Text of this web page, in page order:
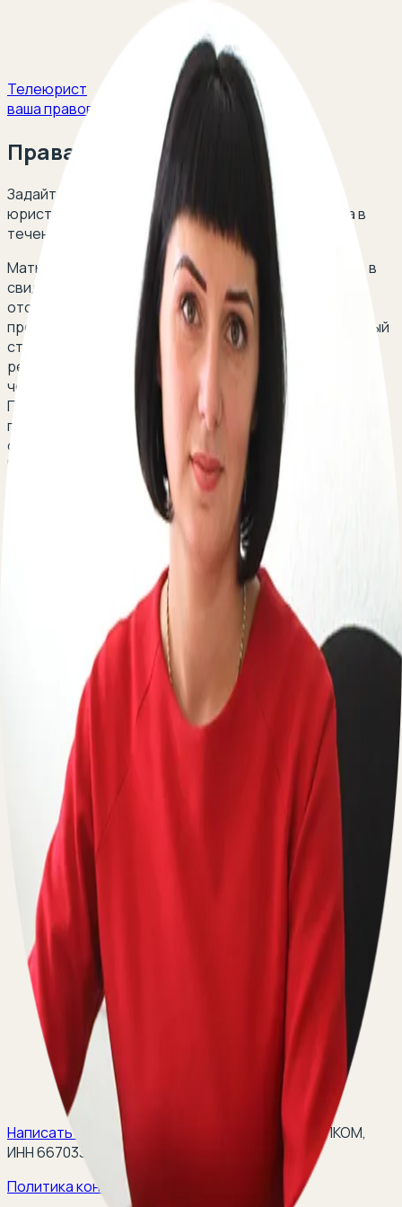
Телеюрист
ваша правовая защита
Права матери одиночки
Задайте свой вопрос и получите ответ опытных
юристов в сфере семейного и социального права в
течение 5 минут!
Мать-одиночка (также - одинокая мать) - женщина, в
свидетельстве о рождении ребенка которой
отсутствует запись об отце ребенка или запись
произведена по ее собственному указанию. Подобный
статус не может быть предоставлен женщине,
ребенок которой запись об имеет (даже если этот
человек не является биологическим родителем).
Положение матери-одиночки дает основание на
получение целого ряда гарантий в сфере трудовых,
социальных, налоговых и жилищных правоотношений.
Часть мер защиты предоставляется федеральным
законодательством, другая их часть - региональными
Кто имеет право быть признанным матерью-
одиночкой? Как подтвердить подобный статус? Какие
права и гарантии предоставляются законом? Какие
льготы доступны в подобной ситуации?
Есть вопрос о правах матери-одиночки? Оставьте
свой телефон, перезвоним мгновенно:
По вопросам сотрудничества
Пишите на
Написать на email:
ООО ЭЛКОМ,
ИНН 6670334641, ОГРН 1116670009796
Политика конфиденциальности